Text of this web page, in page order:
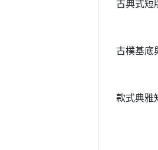
古典式短
古樸基底
款式典雅